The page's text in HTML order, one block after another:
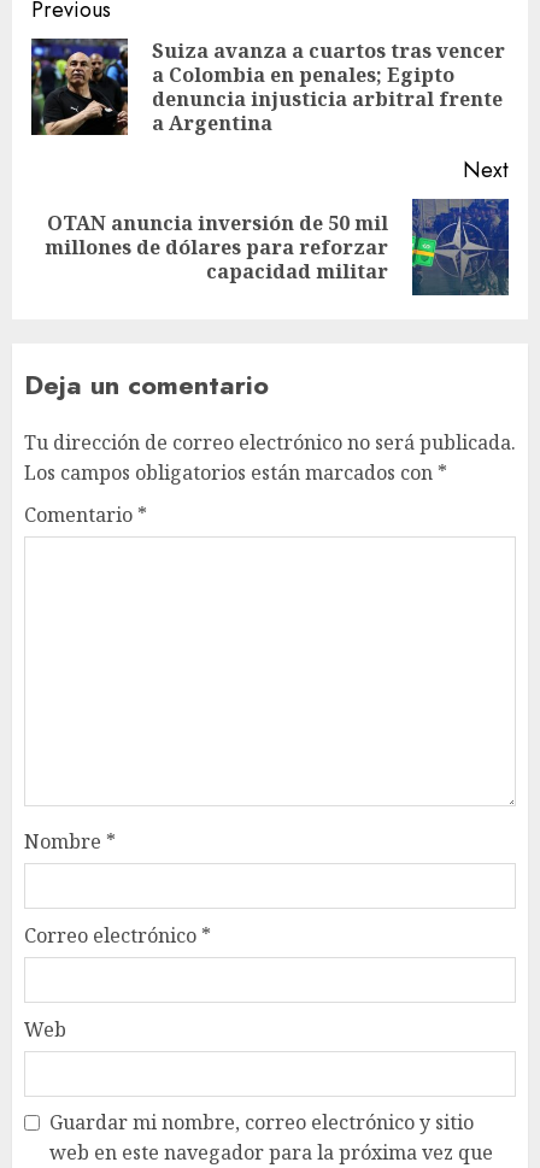
Previous
Suiza avanza a cuartos tras vencer
a Colombia en penales; Egipto
denuncia injusticia arbitral frente
a Argentina
Next
OTAN anuncia inversión de 50 mil
millones de dólares para reforzar
capacidad militar
Deja un comentario
Tu dirección de correo electrónico no será publicada.
Los campos obligatorios están marcados con *
Comentario *
Nombre *
Correo electrónico *
Web
Guardar mi nombre, correo electrónico y sitio
web en este navegador para la próxima vez que